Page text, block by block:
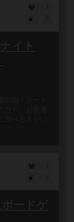
1
イト
自由！ボード
方や、お友達
遊べる人がい
2
ードゲ